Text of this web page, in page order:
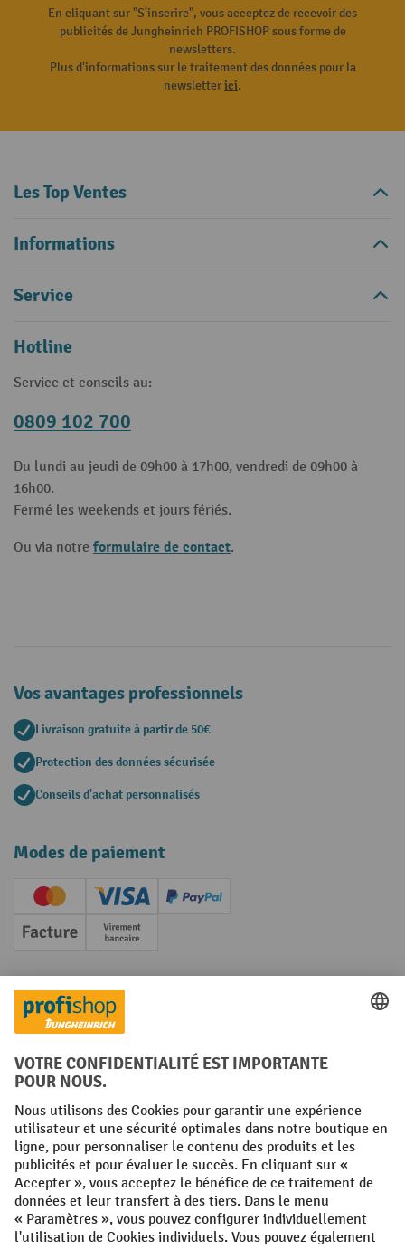
En cliquant sur "S'inscrire", vous acceptez de recevoir des
publicités de Jungheinrich PROFISHOP sous forme de
newsletters.
Plus d'informations sur le traitement des données pour la
newsletterici.
Les Top Ventes
Informations
Service
Hotline
Service et conseils au:
0809 102 700
Du lundi au jeudi de 09h00 à 17h00, vendredi de 09h00 à
16h00.
Fermé les weekends et jours fériés.
Ou via notre formulaire de contact.
Vos avantages professionnels
Livraison gratuite à partir de 50€
Protection des données sécurisée
Conseils d'achat personnalisés
Modes de paiement
Creditcard (Master)Creditcard (Visa)
PayPal
Facture Paiement anticipé
Réseaux sociaux
Facebook
YouTube
LinkedInInstagram
Conditions générales Mentions légales
Protection des Données Politique de cookies
All prices excl. VAT plusshipping costsand possible delivery charges,
if not stated otherwise.